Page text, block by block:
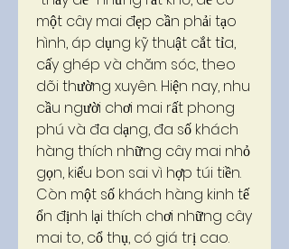
một cây mai đẹp cần phải tạo
hình, áp dụng kỹ thuật cắt tỉa,
cấy ghép và chăm sóc, theo
dõi thường xuyên. Hiện nay, nhu
cầu người chơi mai rất phong
phú và đa dạng, đa số khách
hàng thích những cây mai nhỏ
gọn, kiểu bon sai vì hợp túi tiền.
Còn một số khách hàng kinh tế
ổn định lại thích chơi những cây
mai to, cổ thụ, có giá trị cao.